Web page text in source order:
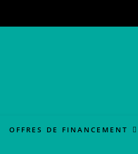
OFFRES DE FINANCEMENT